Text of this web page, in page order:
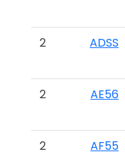
2
ADSS
2
AE56
2
AF55